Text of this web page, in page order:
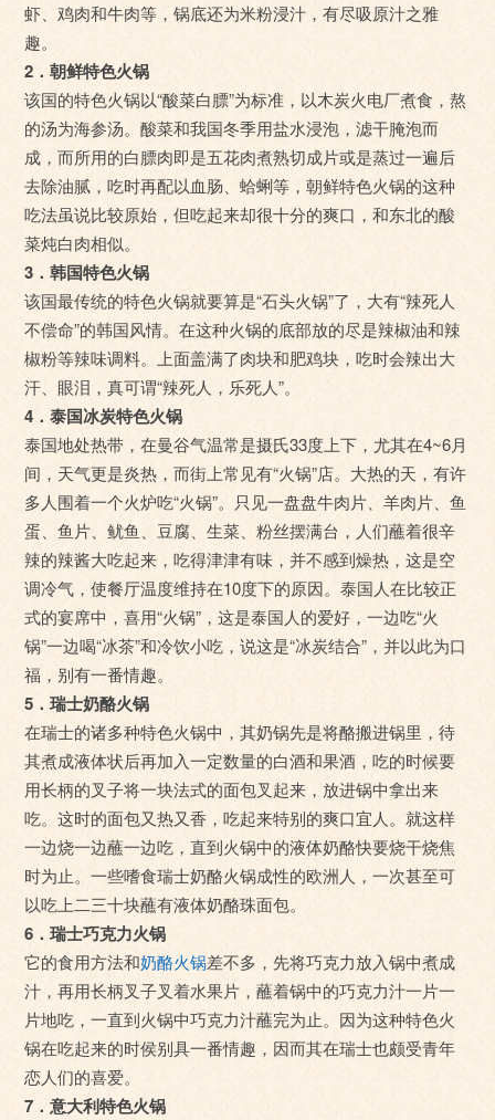
虾、鸡肉和牛肉等，锅底还为米粉浸汁，有尽吸原汁之雅
趣。
2．朝鲜特色火锅
该国的特色火锅以“酸菜白膘”为标准，以木炭火电厂煮食，熬
的汤为海参汤。酸菜和我国冬季用盐水浸泡，滤干腌泡而
成，而所用的白膘肉即是五花肉煮熟切成片或是蒸过一遍后
去除油腻，吃时再配以血肠、蛤蜊等，朝鲜特色火锅的这种
吃法虽说比较原始，但吃起来却很十分的爽口，和东北的酸
菜炖白肉相似。
3．韩国特色火锅
该国最传统的特色火锅就要算是“石头火锅”了，大有“辣死人
不偿命”的韩国风情。在这种火锅的底部放的尽是辣椒油和辣
椒粉等辣味调料。上面盖满了肉块和肥鸡块，吃时会辣出大
汗、眼泪，真可谓“辣死人，乐死人”。
4．泰国冰炭特色火锅
泰国地处热带，在曼谷气温常是摄氏33度上下，尤其在4~6月
间，天气更是炎热，而街上常见有“火锅”店。大热的天，有许
多人围着一个火炉吃“火锅”。只见一盘盘牛肉片、羊肉片、鱼
蛋、鱼片、鱿鱼、豆腐、生菜、粉丝摆满台，人们蘸着很辛
辣的辣酱大吃起来，吃得津津有味，并不感到燥热，这是空
调冷气，使餐厅温度维持在10度下的原因。泰国人在比较正
式的宴席中，喜用“火锅”，这是泰国人的爱好，一边吃“火
锅”一边喝“冰茶”和冷饮小吃，说这是“冰炭结合”，并以此为口
福，别有一番情趣。
5．瑞士奶酪火锅
在瑞士的诸多种特色火锅中，其奶锅先是将酪搬进锅里，待
其煮成液体状后再加入一定数量的白酒和果酒，吃的时候要
用长柄的叉子将一块法式的面包叉起来，放进锅中拿出来
吃。这时的面包又热又香，吃起来特别的爽口宜人。就这样
一边烧一边蘸一边吃，直到火锅中的液体奶酪快要烧干烧焦
时为止。一些嗜食瑞士奶酪火锅成性的欧洲人，一次甚至可
以吃上二三十块蘸有液体奶酪珠面包。
6．瑞士巧克力火锅
它的食用方法和奶酪火锅差不多，先将巧克力放入锅中煮成
汁，再用长柄叉子叉着水果片，蘸着锅中的巧克力汁一片一
片地吃，一直到火锅中巧克力汁蘸完为止。因为这种特色火
锅在吃起来的时侯别具一番情趣，因而其在瑞士也颇受青年
恋人们的喜爱。
7．意大利特色火锅